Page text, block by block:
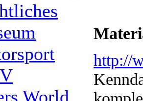
World
http://